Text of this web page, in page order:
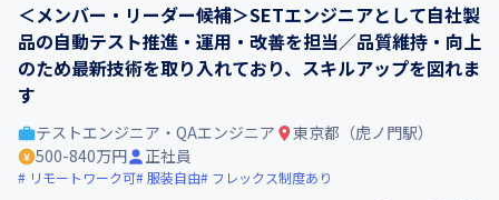
＜メンバー・リーダー候補＞SETエンジニアとして自社製
品の自動テスト推進・運用・改善を担当／品質維持・向上
のため最新技術を取り入れており、スキルアップを図れま
す
テストエンジニア・QAエンジニア
東京都（虎ノ門駅）
500-840万円
正社員
リモートワーク可 服装自由 フレックス制度あり